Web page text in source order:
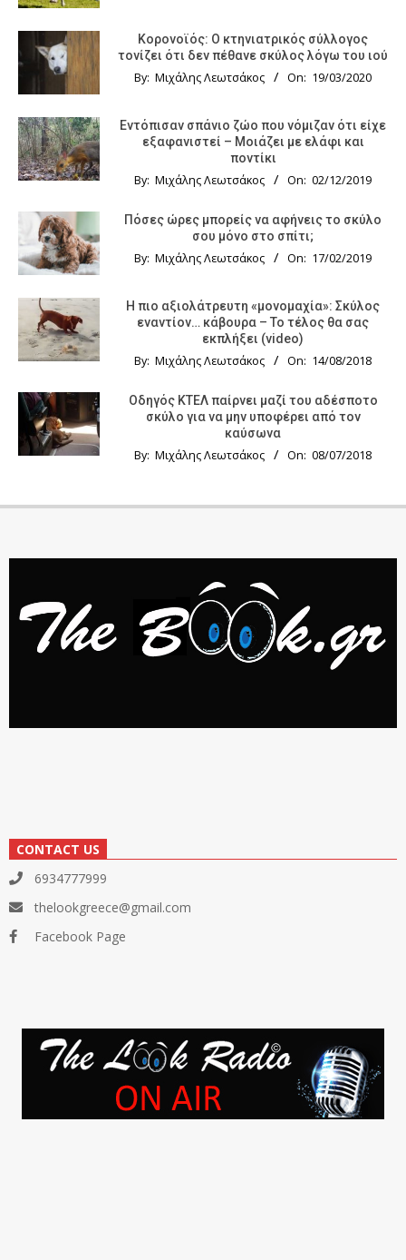
Κορονοϊός: Ο κτηνιατρικός σύλλογος
τονίζει ότι δεν πέθανε σκύλος λόγω του ιού
By: Μιχάλης Λεωτσάκος On: 19/03/2020
Εντόπισαν σπάνιο ζώο που νόμιζαν ότι είχε
εξαφανιστεί – Μοιάζει με ελάφι και
ποντίκι
By: Μιχάλης Λεωτσάκος On: 02/12/2019
Πόσες ώρες μπορείς να αφήνεις το σκύλο
σου μόνο στο σπίτι;
By: Μιχάλης Λεωτσάκος On: 17/02/2019
Η πιο αξιολάτρευτη «μονομαχία»: Σκύλος
εναντίον… κάβουρα – Το τέλος θα σας
εκπλήξει (video)
By: Μιχάλης Λεωτσάκος On: 14/08/2018
Οδηγός KTΕΛ παίρνει μαζί του αδέσποτο
σκύλο για να μην υποφέρει από τον
καύσωνα
By: Μιχάλης Λεωτσάκος On: 08/07/2018
CONTACT US
6934777999
thelookgreece@gmail.com
Facebook Page